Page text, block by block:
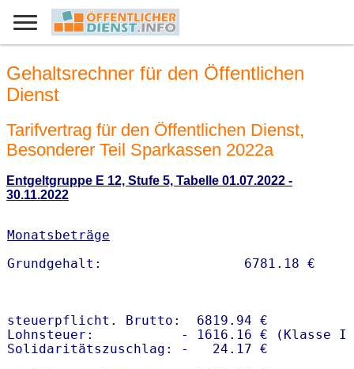
Gehaltsrechner für den Öffentlichen
Dienst
Tarifvertrag für den Öffentlichen Dienst,
Besonderer Teil Sparkassen 2022a
Entgeltgruppe E 12, Stufe 5, Tabelle 01.07.2022 -
30.11.2022
Monatsbeträge
steuerpflicht. Brutto:  6819.94 €
Lohnsteuer:           - 1616.16 € (Klasse I)
Solidaritätszuschlag: -   24.17 €